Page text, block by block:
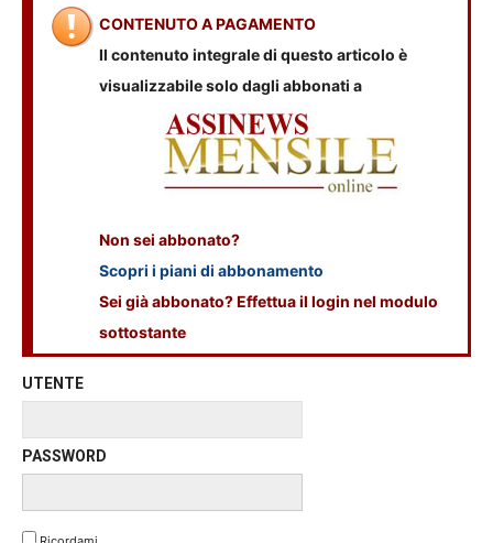
CONTENUTO A PAGAMENTO
Il contenuto integrale di questo articolo è
visualizzabile solo dagli abbonati a
Non sei abbonato?
Scopri i piani di abbonamento
Sei già abbonato? Effettua il login nel modulo
sottostante
UTENTE
PASSWORD